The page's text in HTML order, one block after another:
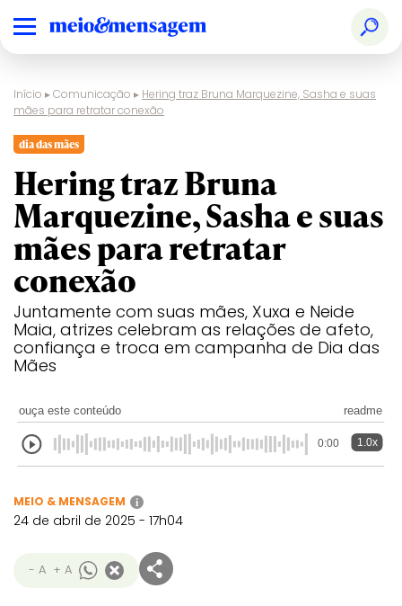
Início ▸Comunicação ▸ Hering traz Bruna Marquezine, Sasha e suas
mães para retratar conexão
dia das mães
Hering traz Bruna
Marquezine, Sasha e suas
mães para retratar
conexão
Juntamente com suas mães, Xuxa e Neide
Maia, atrizes celebram as relações de afeto,
confiança e troca em campanha de Dia das
Mães
ouça este conteúdo readme
0:00 1.0x
MEIO & MENSAGEM i
24 de abril de 2025 - 17h04
- A + A